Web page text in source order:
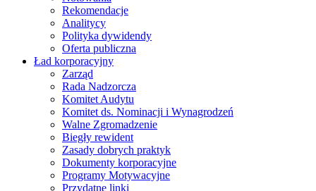
Rekomendacje
Analitycy
Polityka dywidendy
Oferta publiczna
Ład korporacyjny
Zarząd
Rada Nadzorcza
Komitet Audytu
Komitet ds. Nominacji i Wynagrodzeń
Walne Zgromadzenie
Biegły rewident
Zasady dobrych praktyk
Dokumenty korporacyjne
Programy Motywacyjne
Przydatne linki